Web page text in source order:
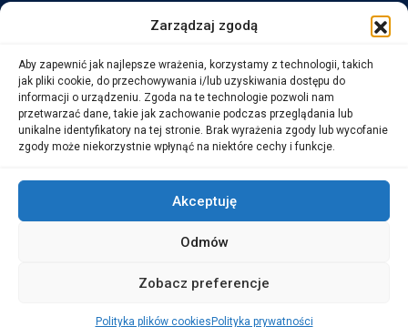
Zarządzaj zgodą
Aby zapewnić jak najlepsze wrażenia, korzystamy z technologii, takich
jak pliki cookie, do przechowywania i/lub uzyskiwania dostępu do
informacji o urządzeniu. Zgoda na te technologie pozwoli nam
przetwarzać dane, takie jak zachowanie podczas przeglądania lub
unikalne identyfikatory na tej stronie. Brak wyrażenia zgody lub wycofanie
zgody może niekorzystnie wpłynąć na niektóre cechy i funkcje.
Akceptuję
Odmów
Zobacz preferencje
Polityka plików cookies Polityka prywatności
Micro
14 października, 2025
WarehouseLAB: LOGISTYKA 4.0 – Automatyzacja i
Optymalizacja Procesów Logistycznych
ALL RIGHTS RESERVED